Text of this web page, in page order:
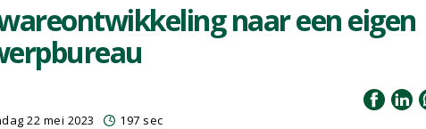
naar een eigen
22 mei 2023 197 sec